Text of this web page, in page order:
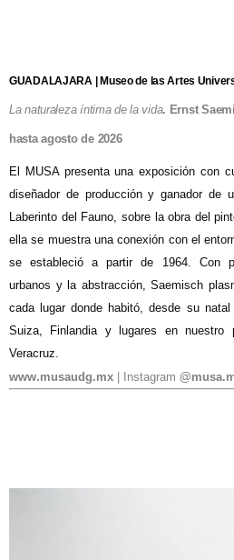
GUADALAJARA | Museo de las Artes
La naturaleza íntima de la vida. Ernst
hasta agosto de 2026
El MUSA presenta una exposición con
diseñador de producción y ganador de
Laberinto del Fauno, sobre la obra del
ella se muestra una conexión con el
se estableció a partir de 1964. Con
urbanos y la abstracción, Saemisch
cada lugar donde habitó, desde su
Suiza, Finlandia y lugares en
Veracruz.
www.musaudg.mx | Instagram